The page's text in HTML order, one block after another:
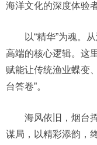
海洋文化的深度体验者
以“精华”为魂。
高端的核心逻辑。这
赋能让传统渔业蝶变
台答卷”。
海风依旧，烟台
谋局，以精彩添韵，